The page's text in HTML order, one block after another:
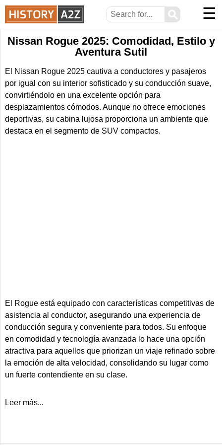
⚲ ☰
Nissan Rogue 2025: Comodidad, Estilo y
Aventura Sutil
El Nissan Rogue 2025 cautiva a conductores y pasajeros
por igual con su interior sofisticado y su conducción suave,
convirtiéndolo en una excelente opción para
desplazamientos cómodos. Aunque no ofrece emociones
deportivas, su cabina lujosa proporciona un ambiente que
destaca en el segmento de SUV compactos.
El Rogue está equipado con características competitivas de
asistencia al conductor, asegurando una experiencia de
conducción segura y conveniente para todos. Su enfoque
en comodidad y tecnología avanzada lo hace una opción
atractiva para aquellos que priorizan un viaje refinado sobre
la emoción de alta velocidad, consolidando su lugar como
un fuerte contendiente en su clase.
Leer más...